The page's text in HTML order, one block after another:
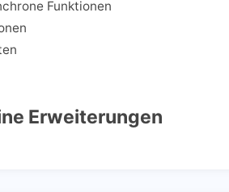
Funktionen
Erweiterungen